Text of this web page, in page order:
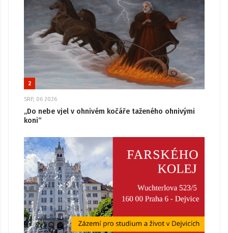
2
SRP, 06 2026
„Do nebe vjel v ohnivém kočáře taženého ohnivými
koni“